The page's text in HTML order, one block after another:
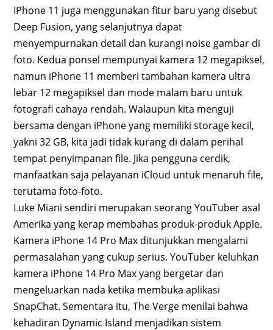
IPhone 11 juga menggunakan fitur baru yang disebut
Deep Fusion, yang selanjutnya dapat
menyempurnakan detail dan kurangi noise gambar di
foto. Kedua ponsel mempunyai kamera 12 megapiksel,
namun iPhone 11 memberi tambahan kamera ultra
lebar 12 megapiksel dan mode malam baru untuk
fotografi cahaya rendah. Walaupun kita menguji
bersama dengan iPhone yang memiliki storage kecil,
yakni 32 GB, kita jadi tidak kurang di dalam perihal
tempat penyimpanan file. Jika pengguna cerdik,
manfaatkan saja pelayanan iCloud untuk menaruh file,
terutama foto-foto.
Luke Miani sendiri merupakan seorang YouTuber asal
Amerika yang kerap membahas produk-produk Apple.
Kamera iPhone 14 Pro Max ditunjukkan mengalami
permasalahan yang cukup serius. YouTuber keluhkan
kamera iPhone 14 Pro Max yang bergetar dan
mengeluarkan nada ketika membuka aplikasi
SnapChat. Sementara itu, The Verge menilai bahwa
kehadiran Dynamic Island menjadikan sistem